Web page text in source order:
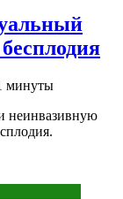
минуты
неинвазивную